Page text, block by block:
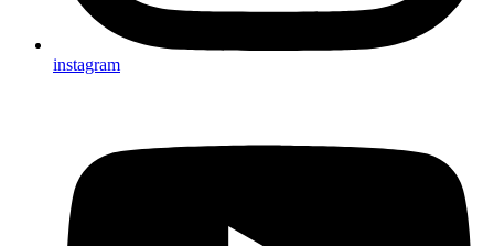
instagram